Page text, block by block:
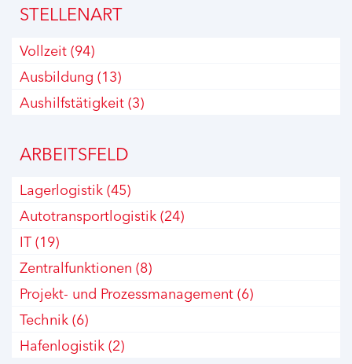
Koblenz(1)
Krefeld (8)
Köln (2)
Leipzig (1)
Neuss(6)
Paderborn(2)
Schlüchtern(3)
Schlüsselfeld
Sülzetal(2)
Uebigau(6)
Wallenhorst
Willstätt(1)
STELLENART
Vollzeit(94)
Ausbildung (13)
Aushilfstätigkeit(3)
ARBEITSFELD
Lagerlogistik(45)
Autotransportlogistik(24)
IT(19)
Zentralfunktionen (8)
Projekt- und Prozessmanagement(6)
Technik(6)
Hafenlogistik(2)